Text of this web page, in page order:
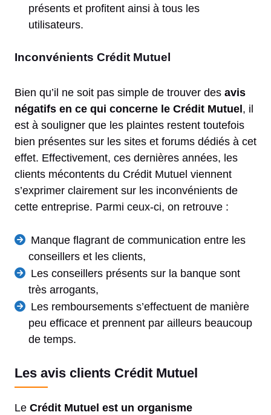
présents et profitent ainsi à tous les
utilisateurs.
Inconvénients Crédit Mutuel
Bien qu’il ne soit pas simple de trouver des avis
négatifs en ce qui concerne le Crédit Mutuel , il
est à souligner que les plaintes restent toutefois
bien présentes sur les sites et forums dédiés à cet
effet. Effectivement, ces dernières années, les
clients mécontents du Crédit Mutuel viennent
s’exprimer clairement sur les inconvénients de
cette entreprise. Parmi ceux-ci, on retrouve :
Manque flagrant de communication entre les
conseillers et les clients,
Les conseillers présents sur la banque sont
très arrogants,
Les remboursements s’effectuent de manière
peu efficace et prennent par ailleurs beaucoup
de temps.
Les avis clients Crédit Mutuel
Le Crédit Mutuel est un organisme